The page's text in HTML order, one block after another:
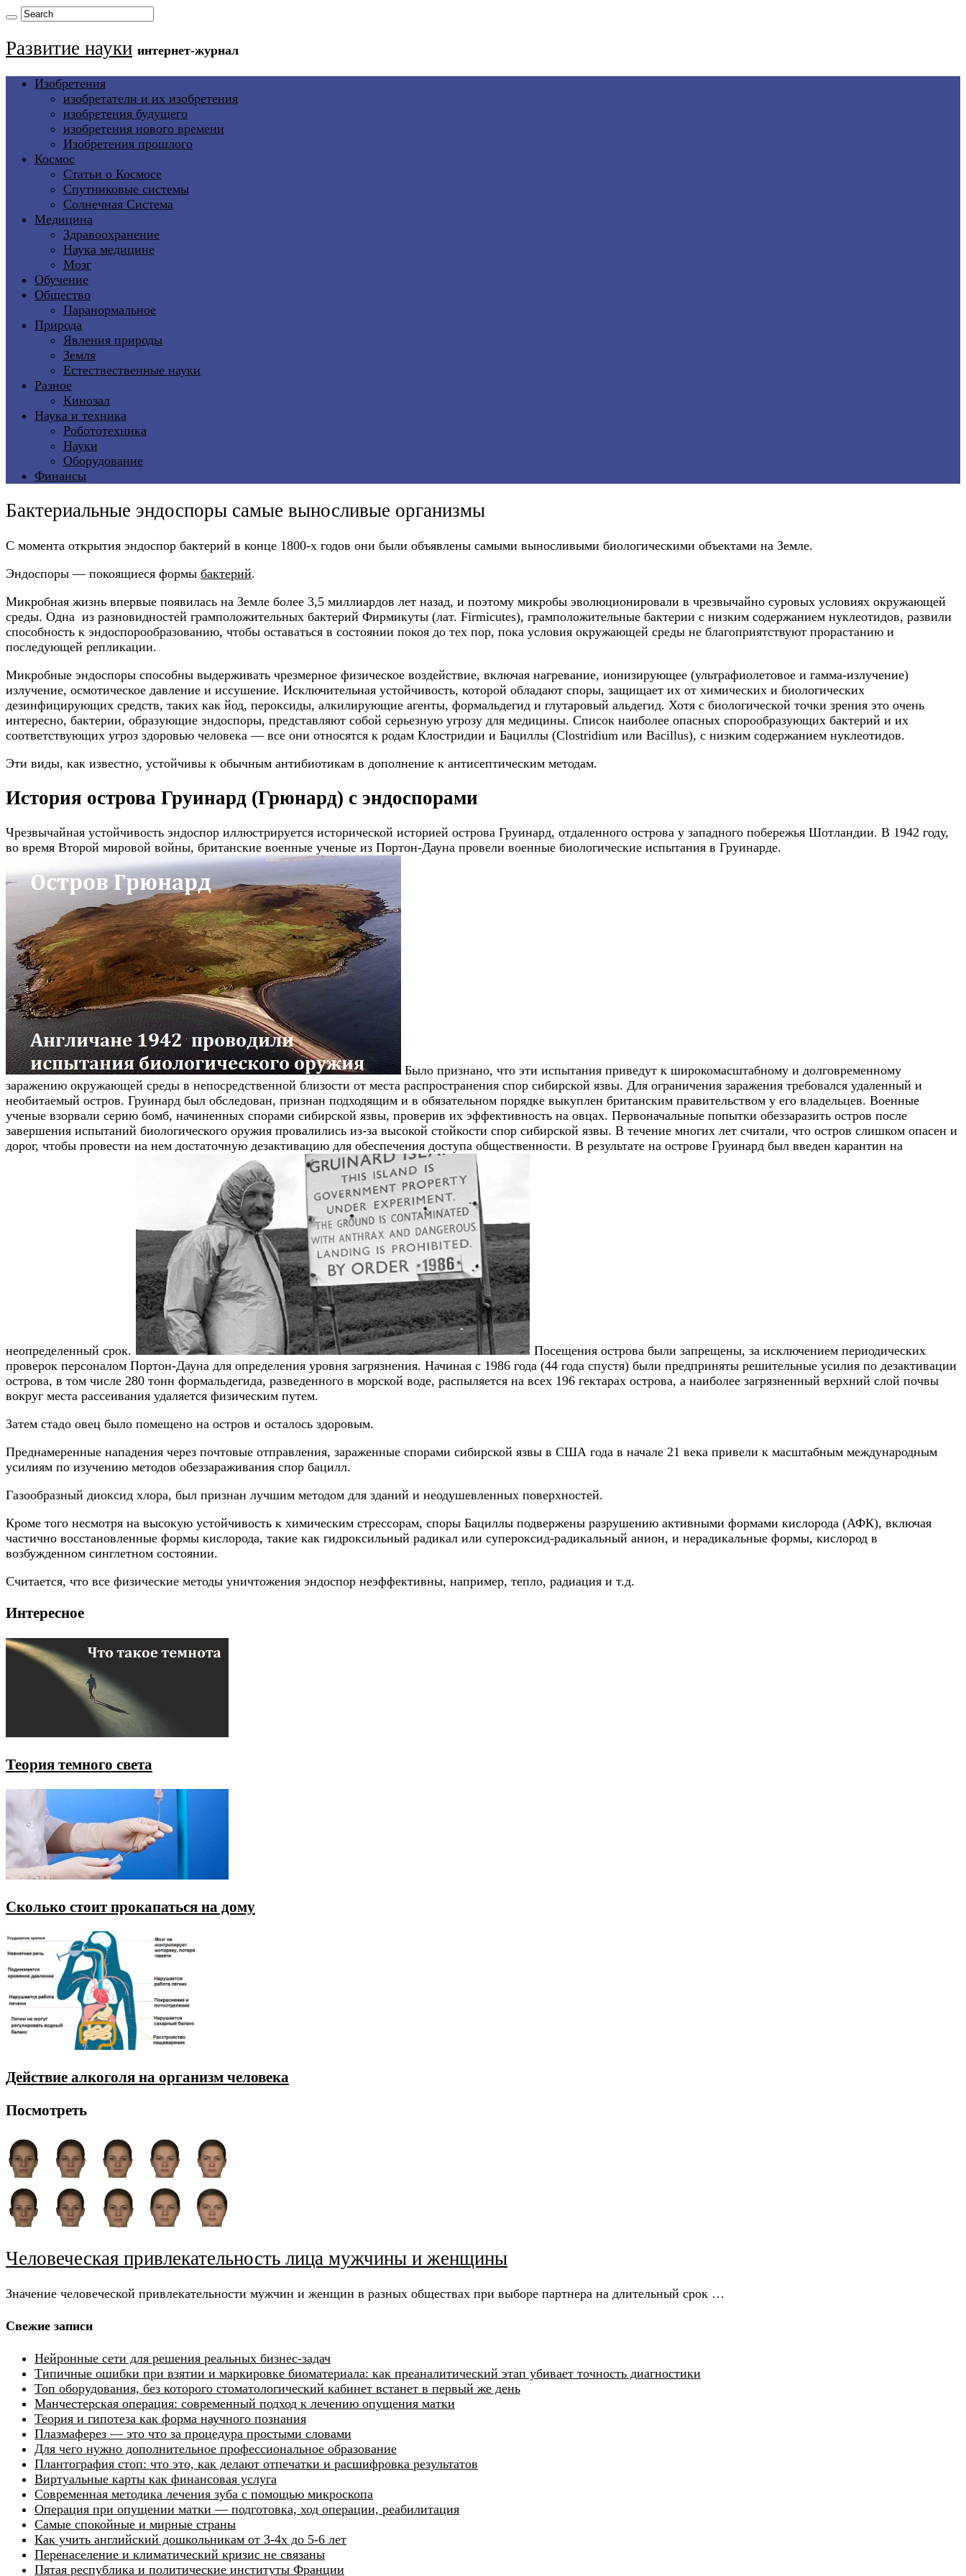
Развитие науки интернет-журнал
Изобретения
изобретатели и их изобретения
изобретения будущего
изобретения нового времени
Изобретения прошлого
Космос
Статьи о Космосе
Спутниковые системы
Солнечная Система
Медицина
Здравоохранение
Наука медицине
Мозг
Обучение
Общество
Паранормальное
Природа
Явления природы
Земля
Естествественные науки
Разное
Кинозал
Наука и техника
Робототехника
Науки
Оборудование
Финансы
Бактериальные эндоспоры самые выносливые организмы
С момента открытия эндоспор бактерий в конце 1800-х годов они были объявлены самыми выносливыми биологическими объектами на Земле.
Эндоспоры — покоящиеся формы бактерий.
Микробная жизнь впервые появилась на Земле более 3,5 миллиардов лет назад, и поэтому микробы эволюционировали в чрезвычайно суровых условиях окружающей
среды. Одна из разновидностей грамположительных бактерий Фирмикуты (лат. Firmicutes), грамположительные бактерии с низким содержанием нуклеотидов, развили
способность к эндоспорообразованию, чтобы оставаться в состоянии покоя до тех пор, пока условия окружающей среды не благоприятствуют прорастанию и
последующей репликации.
Микробные эндоспоры способны выдерживать чрезмерное физическое воздействие, включая нагревание, ионизирующее (ультрафиолетовое и гамма-излучение)
излучение, осмотическое давление и иссушение. Исключительная устойчивость, которой обладают споры, защищает их от химических и биологических
дезинфицирующих средств, таких как йод, пероксиды, алкилирующие агенты, формальдегид и глутаровый альдегид. Хотя с биологической точки зрения это очень
интересно, бактерии, образующие эндоспоры, представляют собой серьезную угрозу для медицины. Список наиболее опасных спорообразующих бактерий и их
соответствующих угроз здоровью человека — все они относятся к родам Клостридии и Бациллы (Clostridium или Bacillus), с низким содержанием нуклеотидов.
Эти виды, как известно, устойчивы к обычным антибиотикам в дополнение к антисептическим методам.
История острова Груинард (Грюнард) с эндоспорами
Чрезвычайная устойчивость эндоспор иллюстрируется исторической историей острова Груинард, отдаленного острова у западного побережья Шотландии. В 1942 году,
во время Второй мировой войны, британские военные ученые из Портон-Дауна провели военные биологические испытания в Груинарде.
Было признано, что эти испытания приведут к широкомасштабному и долговременному
заражению окружающей среды в непосредственной близости от места распространения спор сибирской язвы. Для ограничения заражения требовался удаленный и
необитаемый остров. Груинард был обследован, признан подходящим и в обязательном порядке выкуплен британским правительством у его владельцев. Военные
ученые взорвали серию бомб, начиненных спорами сибирской язвы, проверив их эффективность на овцах. Первоначальные попытки обеззаразить остров после
завершения испытаний биологического оружия провалились из-за высокой стойкости спор сибирской язвы. В течение многих лет считали, что остров слишком опасен и
дорог, чтобы провести на нем достаточную дезактивацию для обеспечения доступа общественности. В результате на острове Груинард был введен карантин на
неопределенный срок.
Посещения острова были запрещены, за исключением периодических
проверок персоналом Портон-Дауна для определения уровня загрязнения. Начиная с 1986 года (44 года спустя) были предприняты решительные усилия по дезактивации
острова, в том числе 280 тонн формальдегида, разведенного в морской воде, распыляется на всех 196 гектарах острова, а наиболее загрязненный верхний слой почвы
вокруг места рассеивания удаляется физическим путем.
Затем стадо овец было помещено на остров и осталось здоровым.
Преднамеренные нападения через почтовые отправления, зараженные спорами сибирской язвы в США года в начале 21 века привели к масштабным международным
усилиям по изучению методов обеззараживания спор бацилл.
Газообразный диоксид хлора, был признан лучшим методом для зданий и неодушевленных поверхностей.
Кроме того несмотря на высокую устойчивость к химическим стрессорам, споры Бациллы подвержены разрушению активными формами кислорода (АФК), включая
частично восстановленные формы кислорода, такие как гидроксильный радикал или супероксид-радикальный анион, и нерадикальные формы, кислород в
возбужденном синглетном состоянии.
Считается, что все физические методы уничтожения эндоспор неэффективны, например, тепло, радиация и т.д.
Интересное
Теория темного света
Сколько стоит прокапаться на дому
Действие алкоголя на организм человека
Посмотреть
Человеческая привлекательность лица мужчины и женщины
Значение человеческой привлекательности мужчин и женщин в разных обществах при выборе партнера на длительный срок …
Свежие записи
Нейронные сети для решения реальных бизнес-задач
Типичные ошибки при взятии и маркировке биоматериала: как преаналитический этап убивает точность диагностики
Топ оборудования, без которого стоматологический кабинет встанет в первый же день
Манчестерская операция: современный подход к лечению опущения матки
Теория и гипотеза как форма научного познания
Плазмаферез — это что за процедура простыми словами
Для чего нужно дополнительное профессиональное образование
Плантография стоп: что это, как делают отпечатки и расшифровка результатов
Виртуальные карты как финансовая услуга
Современная методика лечения зуба с помощью микроскопа
Операция при опущении матки — подготовка, ход операции, реабилитация
Самые спокойные и мирные страны
Как учить английский дошкольникам от 3-4х до 5-6 лет
Перенаселение и климатический кризис не связаны
Пятая республика и политические институты Франции